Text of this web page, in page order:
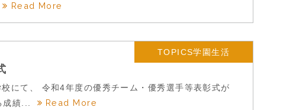
Read More
TOPICS学園生活
にて、 令和4年度の優秀チーム・優秀選手等表彰式が
績...
Read More